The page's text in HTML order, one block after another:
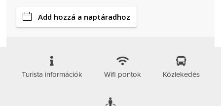
Add hozzá a naptáradhoz
Turista információk Wifi pontok Közlekedés